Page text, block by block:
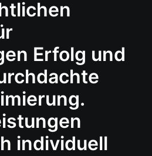
Erfolg und
individuell